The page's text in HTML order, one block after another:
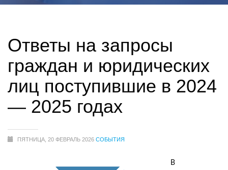
Ответы на запросы
граждан и юридических
лиц поступившие в 2024
— 2025 годах
ПЯТНИЦА, 20 ФЕВРАЛЬ 2026 СОБЫТИЯ
В